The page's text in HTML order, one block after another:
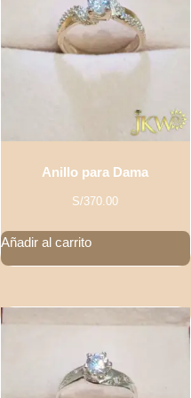
Anillo para Dama
S/370.00
Añadir al carrito